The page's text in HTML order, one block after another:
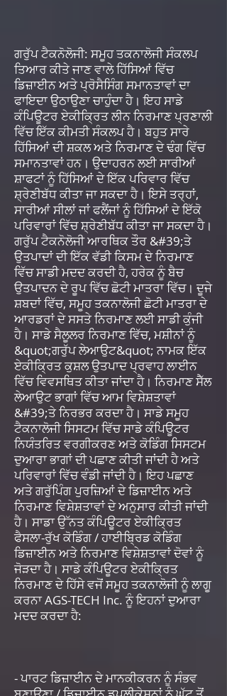
ਗਰੁੱਪ ਟੈਕਨੋਲੋਜੀ: ਸਮੂਹ ਤਕਨਾਲੋਜੀ ਸੰਕਲਪ
ਤਿਆਰ ਕੀਤੇ ਜਾਣ ਵਾਲੇ ਹਿੱਸਿਆਂ ਵਿੱਚ
ਡਿਜ਼ਾਈਨ ਅਤੇ ਪ੍ਰੋਸੈਸਿੰਗ ਸਮਾਨਤਾਵਾਂ ਦਾ
ਫਾਇਦਾ ਉਠਾਉਣਾ ਚਾਹੁੰਦਾ ਹੈ। ਇਹ ਸਾਡੇ
ਕੰਪਿਊਟਰ ਏਕੀਕ੍ਰਿਤ ਲੀਨ ਨਿਰਮਾਣ ਪ੍ਰਣਾਲੀ
ਵਿੱਚ ਇੱਕ ਕੀਮਤੀ ਸੰਕਲਪ ਹੈ। ਬਹੁਤ ਸਾਰੇ
ਹਿੱਸਿਆਂ ਦੀ ਸ਼ਕਲ ਅਤੇ ਨਿਰਮਾਣ ਦੇ ਢੰਗ ਵਿੱਚ
ਸਮਾਨਤਾਵਾਂ ਹਨ। ਉਦਾਹਰਨ ਲਈ ਸਾਰੀਆਂ
ਸ਼ਾਫਟਾਂ ਨੂੰ ਹਿੱਸਿਆਂ ਦੇ ਇੱਕ ਪਰਿਵਾਰ ਵਿੱਚ
ਸ਼੍ਰੇਣੀਬੱਧ ਕੀਤਾ ਜਾ ਸਕਦਾ ਹੈ। ਇਸੇ ਤਰ੍ਹਾਂ,
ਸਾਰੀਆਂ ਸੀਲਾਂ ਜਾਂ ਫਲੈਂਜਾਂ ਨੂੰ ਹਿੱਸਿਆਂ ਦੇ ਇੱਕੋ
ਪਰਿਵਾਰਾਂ ਵਿੱਚ ਸ਼੍ਰੇਣੀਬੱਧ ਕੀਤਾ ਜਾ ਸਕਦਾ ਹੈ।
ਗਰੁੱਪ ਟੈਕਨੋਲੋਜੀ ਆਰਥਿਕ ਤੌਰ &#39;ਤੇ
ਉਤਪਾਦਾਂ ਦੀ ਇੱਕ ਵੱਡੀ ਕਿਸਮ ਦੇ ਨਿਰਮਾਣ
ਵਿੱਚ ਸਾਡੀ ਮਦਦ ਕਰਦੀ ਹੈ, ਹਰੇਕ ਨੂੰ ਬੈਚ
ਉਤਪਾਦਨ ਦੇ ਰੂਪ ਵਿੱਚ ਛੋਟੀ ਮਾਤਰਾ ਵਿੱਚ। ਦੂਜੇ
ਸ਼ਬਦਾਂ ਵਿੱਚ, ਸਮੂਹ ਤਕਨਾਲੋਜੀ ਛੋਟੀ ਮਾਤਰਾ ਦੇ
ਆਰਡਰਾਂ ਦੇ ਸਸਤੇ ਨਿਰਮਾਣ ਲਈ ਸਾਡੀ ਕੁੰਜੀ
ਹੈ। ਸਾਡੇ ਸੈਲੂਲਰ ਨਿਰਮਾਣ ਵਿੱਚ, ਮਸ਼ੀਨਾਂ ਨੂੰ
&quot;ਗਰੁੱਪ ਲੇਆਉਟ&quot; ਨਾਮਕ ਇੱਕ
ਏਕੀਕ੍ਰਿਤ ਕੁਸ਼ਲ ਉਤਪਾਦ ਪ੍ਰਵਾਹ ਲਾਈਨ
ਵਿੱਚ ਵਿਵਸਥਿਤ ਕੀਤਾ ਜਾਂਦਾ ਹੈ। ਨਿਰਮਾਣ ਸੈੱਲ
ਲੇਆਉਟ ਭਾਗਾਂ ਵਿੱਚ ਆਮ ਵਿਸ਼ੇਸ਼ਤਾਵਾਂ
&#39;ਤੇ ਨਿਰਭਰ ਕਰਦਾ ਹੈ। ਸਾਡੇ ਸਮੂਹ
ਟੈਕਨਾਲੋਜੀ ਸਿਸਟਮ ਵਿੱਚ ਸਾਡੇ ਕੰਪਿਊਟਰ
ਨਿਯੰਤਰਿਤ ਵਰਗੀਕਰਣ ਅਤੇ ਕੋਡਿੰਗ ਸਿਸਟਮ
ਦੁਆਰਾ ਭਾਗਾਂ ਦੀ ਪਛਾਣ ਕੀਤੀ ਜਾਂਦੀ ਹੈ ਅਤੇ
ਪਰਿਵਾਰਾਂ ਵਿੱਚ ਵੰਡੀ ਜਾਂਦੀ ਹੈ। ਇਹ ਪਛਾਣ
ਅਤੇ ਗਰੁੱਪਿੰਗ ਪੁਰਜ਼ਿਆਂ ਦੇ ਡਿਜ਼ਾਈਨ ਅਤੇ
ਨਿਰਮਾਣ ਵਿਸ਼ੇਸ਼ਤਾਵਾਂ ਦੇ ਅਨੁਸਾਰ ਕੀਤੀ ਜਾਂਦੀ
ਹੈ। ਸਾਡਾ ਉੱਨਤ ਕੰਪਿਊਟਰ ਏਕੀਕ੍ਰਿਤ
ਫੈਸਲਾ-ਰੁੱਖ ਕੋਡਿੰਗ / ਹਾਈਬ੍ਰਿਡ ਕੋਡਿੰਗ
ਡਿਜ਼ਾਈਨ ਅਤੇ ਨਿਰਮਾਣ ਵਿਸ਼ੇਸ਼ਤਾਵਾਂ ਦੋਵਾਂ ਨੂੰ
ਜੋੜਦਾ ਹੈ। ਸਾਡੇ ਕੰਪਿਊਟਰ ਏਕੀਕ੍ਰਿਤ
ਨਿਰਮਾਣ ਦੇ ਹਿੱਸੇ ਵਜੋਂ ਸਮੂਹ ਤਕਨਾਲੋਜੀ ਨੂੰ ਲਾਗੂ
ਕਰਨਾ AGS-TECH Inc. ਨੂੰ ਇਹਨਾਂ ਦੁਆਰਾ
ਮਦਦ ਕਰਦਾ ਹੈ:
- ਪਾਰਟ ਡਿਜ਼ਾਈਨ ਦੇ ਮਾਨਕੀਕਰਨ ਨੂੰ ਸੰਭਵ